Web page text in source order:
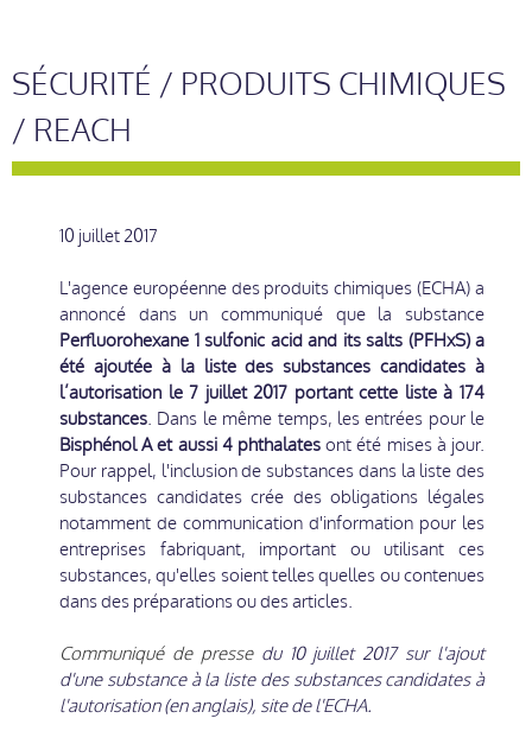
SÉCURITÉ / PRODUITS CHIMIQUES
/ REACH
10 juillet 2017
L'agence européenne des produits chimiques (ECHA) a
annoncé dans un communiqué que la substance
Perfluorohexane 1 sulfonic acid and its salts (PFHxS) a
été ajoutée à la liste des substances candidates à
l’autorisation le 7 juillet 2017 portant cette liste à 174
substances. Dans le même temps, les entrées pour le
Bisphénol A et aussi 4 phthalates ont été mises à jour.
Pour rappel, l'inclusion de substances dans la liste des
substances candidates crée des obligations légales
notamment de communication d'information pour les
entreprises fabriquant, important ou utilisant ces
substances, qu'elles soient telles quelles ou contenues
dans des préparations ou des articles.
Communiqué de pressedu 10 juillet 2017 sur l'ajout
d'une substance à la liste des substances candidates à
l'autorisation (en anglais), site de l'ECHA.